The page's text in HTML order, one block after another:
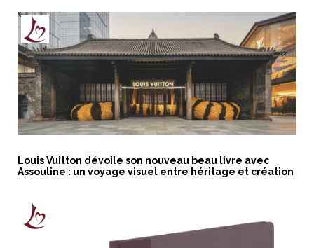
Louis Vuitton dévoile son nouveau beau livre avec
Assouline : un voyage visuel entre héritage et création